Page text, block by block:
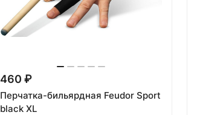
460 ₽
Перчатка-бильярдная Feudor Sport
black XL